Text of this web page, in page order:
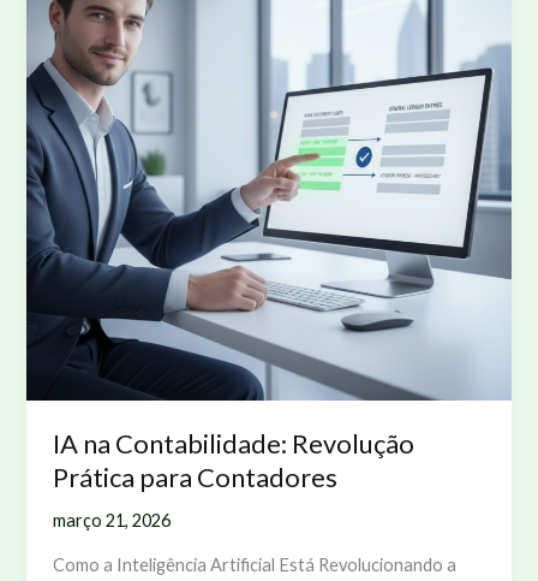
IA na Contabilidade: Revolução
Prática para Contadores
março 21, 2026
Como a Inteligência Artificial Está Revolucionando a